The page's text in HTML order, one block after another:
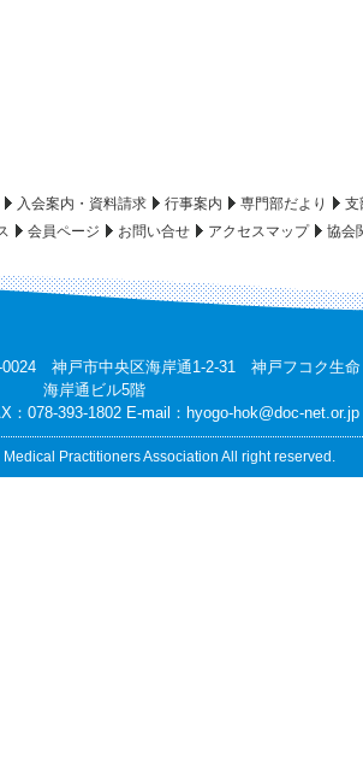
入会案内・資料請求 行事案内 専門部だより
支
会員ページ お問い合せ アクセスマップ 協会
0024 神戸市中央区海岸通1-2-31 神戸フコク生命
海岸通ビル5階
078-393-1802 E-mail： hyogo-hok@doc-net.or.jp
Practitioners Association All right reserved.